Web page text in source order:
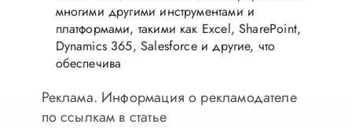
многими другими инструментами и
платформами, такими как Excel, SharePoint,
Dynamics 365, Salesforce и другие, что
обеспечива
Реклама. Информация о рекламодателе
по ссылкам в статье